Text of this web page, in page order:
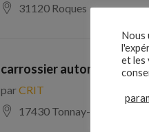
31120 Roques
carrossier automobile H/F
parCRIT
17430 Tonnay-Charente
Nous
et les